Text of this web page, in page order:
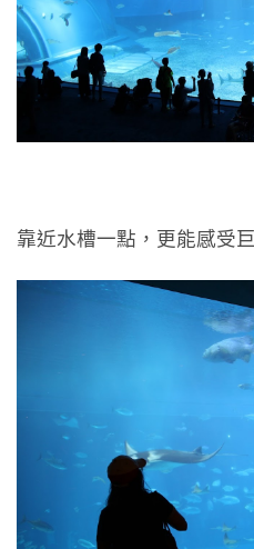
靠近水槽一點，更能感受